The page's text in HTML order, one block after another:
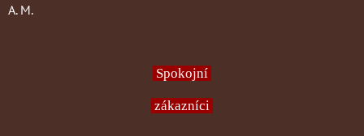
A. M.
Spokojní
zákazníci